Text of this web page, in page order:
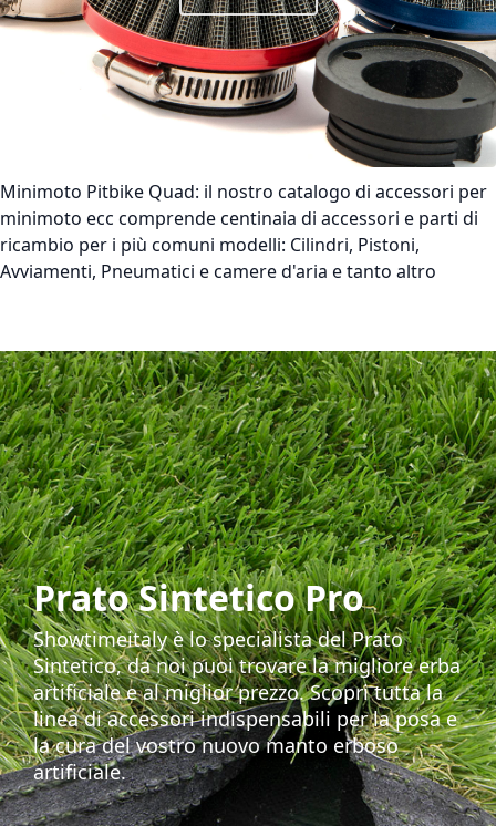
Minimoto Pitbike Quad: il nostro catalogo di accessori per
minimoto ecc comprende centinaia di accessori e parti di
ricambio per i più comuni modelli: Cilindri, Pistoni,
Avviamenti, Pneumatici e camere d'aria e tanto altro
Prato Sintetico Pro
Showtimeitaly è lo specialista del Prato
Sintetico, da noi puoi trovare la migliore erba
artificiale e al miglior prezzo. Scopri tutta la
linea di accessori indispensabili per la posa e
la cura del vostro nuovo manto erboso
artificiale.